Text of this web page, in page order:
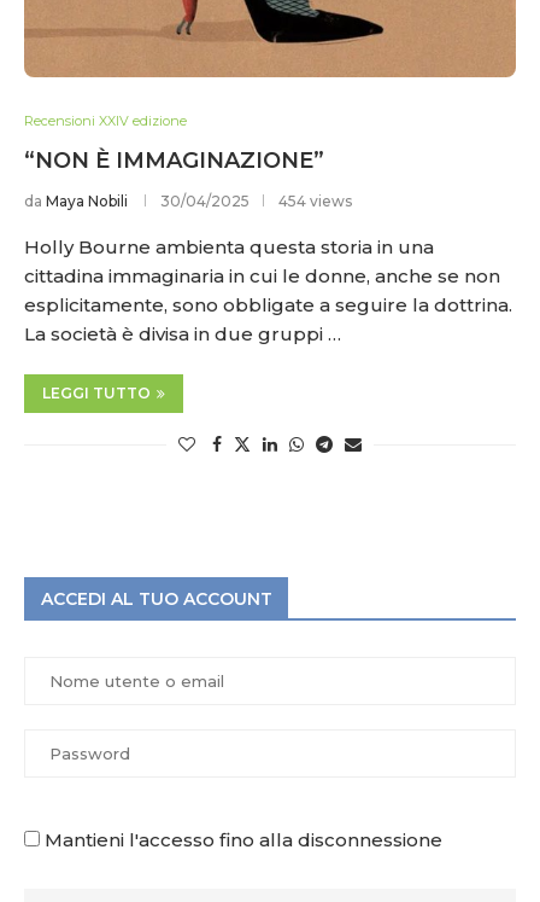
Recensioni XXIV edizione
“NON È IMMAGINAZIONE”
da Maya Nobili 30/04/2025 454 views
Holly Bourne ambienta questa storia in una
cittadina immaginaria in cui le donne, anche se non
esplicitamente, sono obbligate a seguire la dottrina.
La società è divisa in due gruppi …
LEGGI TUTTO
ACCEDI AL TUO ACCOUNT
Mantieni l'accesso fino alla disconnessione